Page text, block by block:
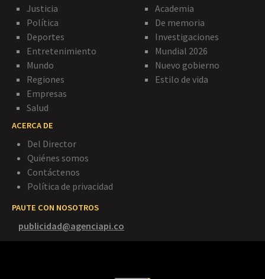
Justicia
Política
Deportes
Entretenimiento
Mundo
Regiones
Empresas
Salud
Academia
De memoria
Investigaciones
Mundial 2026
Nuevo gobierno
Estilo de vida
ACERCA DE
Del Director
Quiénes somos
Contáctenos
Política de privacidad
PAUTE CON NOSOTROS
publicidad@agenciapi.co